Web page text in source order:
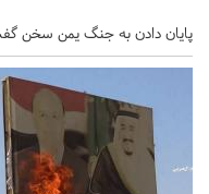
پایان دادن به جنگ یمن سخن